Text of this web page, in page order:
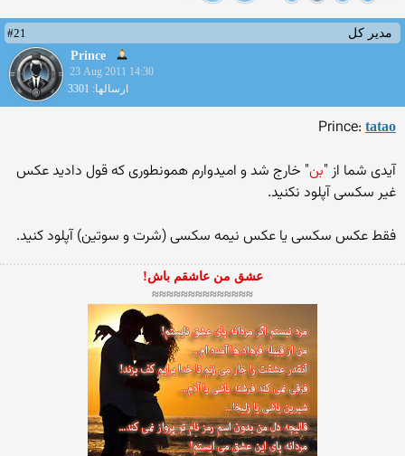
مدیر کل
#21
Prince
23 Aug 2011 14:30
ارسالها: 3301
Prince: tatao
آیدی شما از "بن" خارج شد و امیدوارم همونطوری كه قول دادید عكس
غیر سكسی آپلود نكنید.
فقط عكس سكسی یا عكس نیمه سكسی (شرت و سوتین) آپلود كنید.
عشق من عاشقم باش!
≈≈≈≈≈≈≈≈≈≈≈≈≈≈